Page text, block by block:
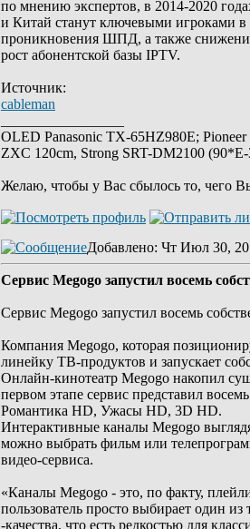
по мнению экспертов, в 2014-2020
и Китай станут ключевыми игроками в
проникновения ШПД, а также
рост абонентской базы IPTV.
Источник:
cableman
OLED Panasonic TX-65HZ980E;
ZXC 120cm, Strong SRT-DM2100
Желаю, чтобы у Вас сбылось то, чего
Добавлено: Чт Июл 30,
Сервис Megogo запустил восемь
Сервис Megogo запустил восемь
Компания Megogo, которая
линейку ТВ-продуктов и запускает
Онлайн-кинотеатр Megogo накопил
первом этапе сервис представил
Романтика HD, Ужасы HD, 3D HD.
Интерактивные каналы Megogo
можно выбрать фильм или
видео-сервиса.
«Каналы Megogo - это, по факту,
пользователь просто выбирает один
-качества, что есть редкостью для